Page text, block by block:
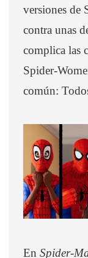
versiones de
contra unas
complica las
Spider-
común:
EnSpider-